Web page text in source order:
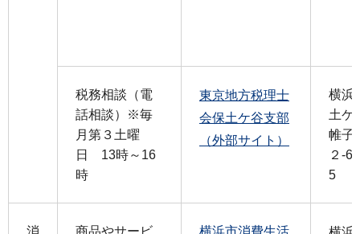
税務相談（電
話相談）※毎
月第３土曜
日 13時～16
時
東京地方税理士
会保土ケ谷支部
（外部サイト）
横浜
土ケ
帷子
２-
5